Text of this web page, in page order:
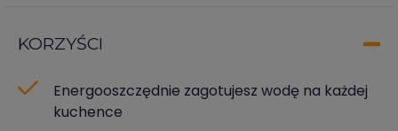
KORZYŚCI
Energooszczędnie zagotujesz wodę na każdej
kuchence